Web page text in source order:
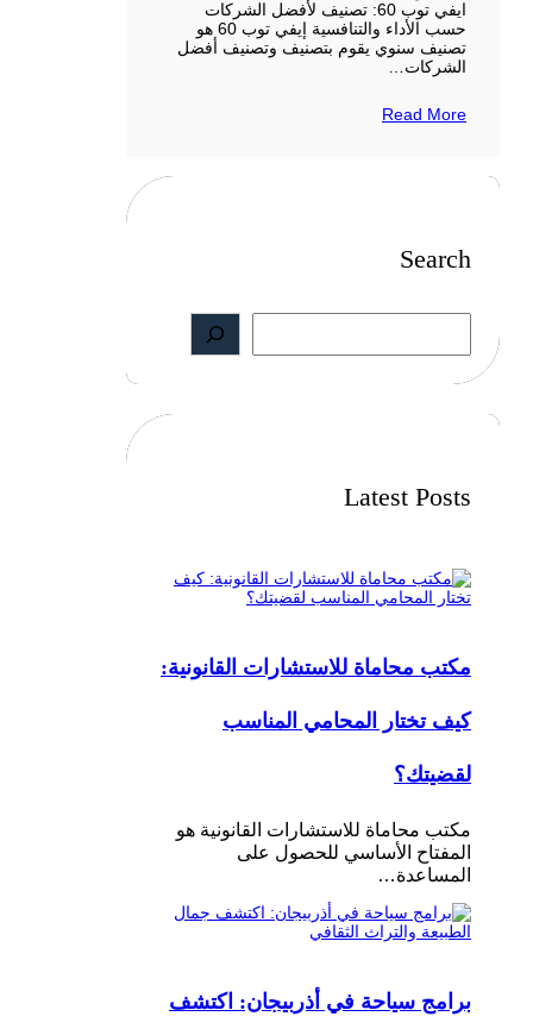
ايفي توب 60: تصنيف لأفضل الشركات
حسب الأداء والتنافسية إيفي توب 60 هو
تصنيف سنوي يقوم بتصنيف وتصنيف أفضل
الشركات…
Read More
Search
a
r
Latest Posts
مكتب محاماة للاستشارات القانونية:
كيف تختار المحامي المناسب
لقضيتك؟
مكتب محاماة للاستشارات القانونية هو
المفتاح الأساسي للحصول على
المساعدة…
برامج سياحة في أذربيجان: اكتشف